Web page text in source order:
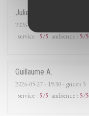
Juliette
2026-05-29
service : 5/5 ambience : 5/5
Guillaume A
2026-05-27 - 19:30 - guests 3
service : 5/5 ambience : 5/5